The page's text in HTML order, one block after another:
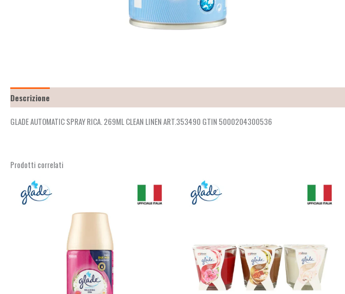
Descrizione
GLADE AUTOMATIC SPRAY RICA. 269ML CLEAN LINEN ART.353490 GTIN 5000204300536
Prodotti correlati